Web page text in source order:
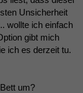
Unsicherheit
wollte ich einfach
gibt mich
ich es derzeit tu.
um?